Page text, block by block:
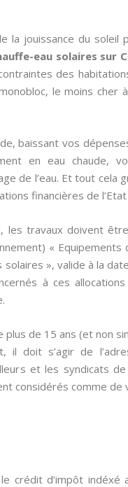
la jouissance du
eau solaires sur
des
le moins cher
baissant vos
en eau chaude,
de l’eau. Et tout cela
financières de l’Etat
les travaux doivent
«
», valide à la
à ces
de 15 ans (et non
doit s’agir de
et les syndicats
considérés comme
crédit d’impôt indéxé